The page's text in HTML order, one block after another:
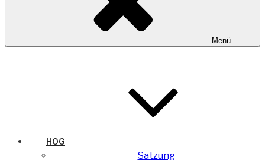
Menü
HOG
Satzung